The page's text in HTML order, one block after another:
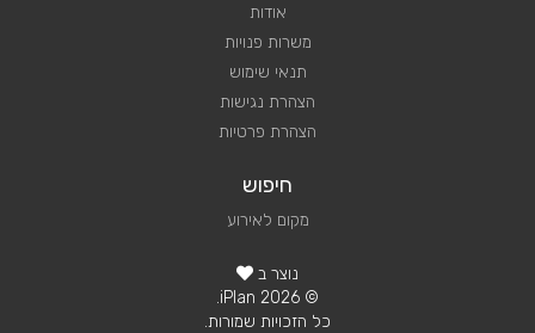
אודות
משרות פנויות
תנאי שימוש
הצהרת נגישות
הצהרת פרטיות
חיפוש
מקום לאירוע
נוצר ב
© 2026 iPlan.
כל הזכויות שמורות.